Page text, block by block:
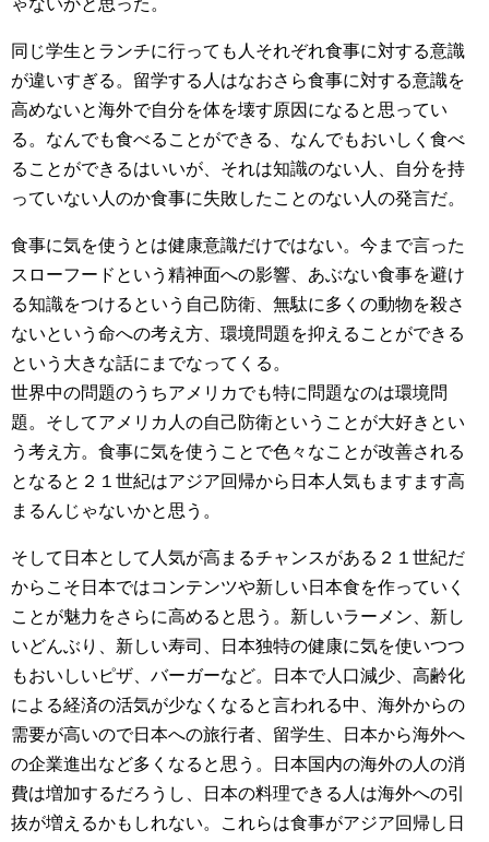
ゃないかと思った。
同じ学生とランチに行っても人それぞれ食事に対する意識
が違いすぎる。留学する人はなおさら食事に対する意識を
高めないと海外で自分を体を壊す原因になると思ってい
る。なんでも食べることができる、なんでもおいしく食べ
ることができるはいいが、それは知識のない人、自分を持
っていない人のか食事に失敗したことのない人の発言だ。
食事に気を使うとは健康意識だけではない。今まで言った
スローフードという精神面への影響、あぶない食事を避け
る知識をつけるという自己防衛、無駄に多くの動物を殺さ
ないという命への考え方、環境問題を抑えることができる
という大きな話にまでなってくる。
世界中の問題のうちアメリカでも特に問題なのは環境問
題。そしてアメリカ人の自己防衛ということが大好きとい
う考え方。食事に気を使うことで色々なことが改善される
となると２１世紀はアジア回帰から日本人気もますます高
まるんじゃないかと思う。
そして日本として人気が高まるチャンスがある２１世紀だ
からこそ日本ではコンテンツや新しい日本食を作っていく
ことが魅力をさらに高めると思う。新しいラーメン、新し
いどんぶり、新しい寿司、日本独特の健康に気を使いつつ
もおいしいピザ、バーガーなど。日本で人口減少、高齢化
による経済の活気が少なくなると言われる中、海外からの
需要が高いので日本への旅行者、留学生、日本から海外へ
の企業進出など多くなると思う。日本国内の海外の人の消
費は増加するだろうし、日本の料理できる人は海外への引
抜が増えるかもしれない。これらは食事がアジア回帰し日